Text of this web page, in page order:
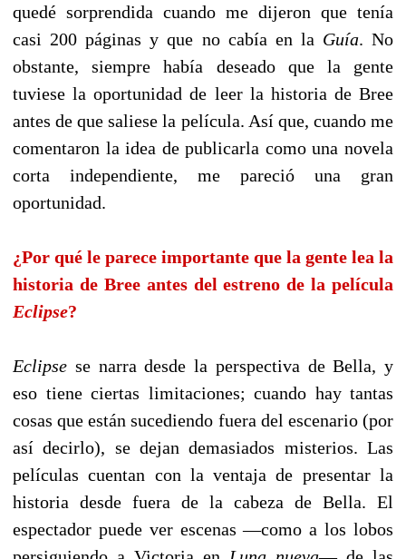
quedé sorprendida cuando me dijeron que tenía
casi 200 páginas y que no cabía en la Guía. No
obstante, siempre había deseado que la gente
tuviese la oportunidad de leer la historia de Bree
antes de que saliese la película. Así que, cuando me
comentaron la idea de publicarla como una novela
corta independiente, me pareció una gran
oportunidad.
¿Por qué le parece importante que la gente lea la
historia de Bree antes del estreno de la película
Eclipse?
Eclipse se narra desde la perspectiva de Bella, y
eso tiene ciertas limitaciones; cuando hay tantas
cosas que están sucediendo fuera del escenario (por
así decirlo), se dejan demasiados misterios. Las
películas cuentan con la ventaja de presentar la
historia desde fuera de la cabeza de Bella. El
espectador puede ver escenas —como a los lobos